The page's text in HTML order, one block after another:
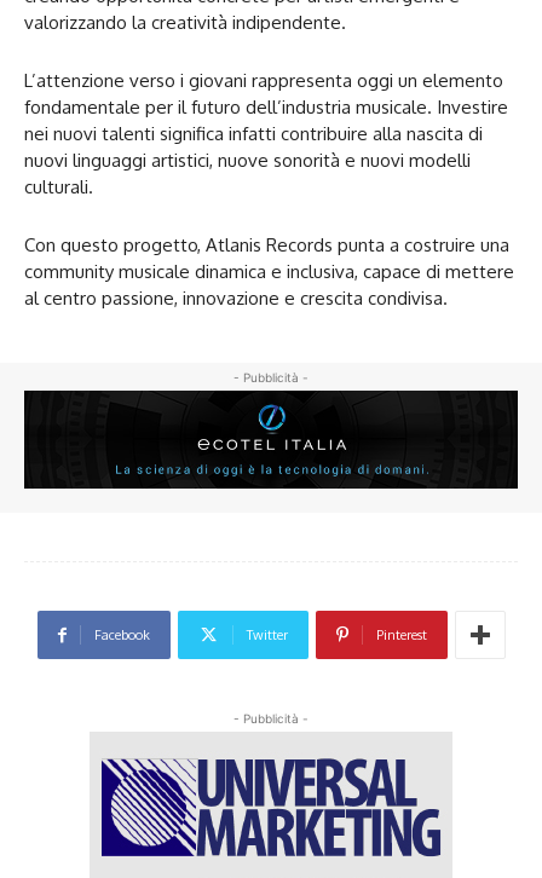
valorizzando la creatività indipendente.
L’attenzione verso i giovani rappresenta oggi un elemento
fondamentale per il futuro dell’industria musicale. Investire
nei nuovi talenti significa infatti contribuire alla nascita di
nuovi linguaggi artistici, nuove sonorità e nuovi modelli
culturali.
Con questo progetto, Atlanis Records punta a costruire una
community musicale dinamica e inclusiva, capace di mettere
al centro passione, innovazione e crescita condivisa.
- Pubblicità -
Facebook Twitter Pinterest
- Pubblicità -